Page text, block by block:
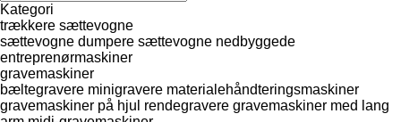
Kategori
trækkere sættevogne
sættevogne dumpere sættevogne nedbyggede
entreprenørmaskiner
gravemaskiner
bæltegravere minigravere materialehåndteringsmaskiner
gravemaskiner på hjul rendegravere gravemaskiner med lang